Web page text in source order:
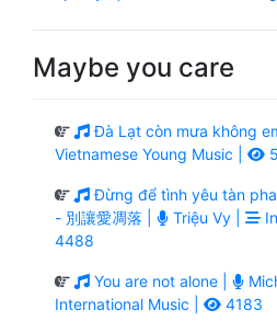
Maybe you care
Đà Lạt còn mưa không
Vietnamese Young Music |
Đừng để tình yêu tàn
- 別讓愛凋落 |
Triệu Vy |
4488
You are not alone |
International Music |
4183